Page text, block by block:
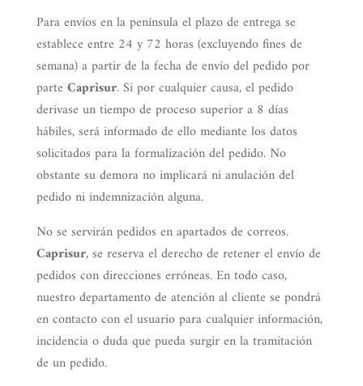
Para envíos en la península el plazo de entrega se
establece entre 24 y 72 horas (excluyendo fines de
semana) a partir de la fecha de envío del pedido por
parte Caprisur. Si por cualquier causa, el pedido
derivase un tiempo de proceso superior a 8 días
hábiles, será informado de ello mediante los datos
solicitados para la formalización del pedido. No
obstante su demora no implicará ni anulación del
pedido ni indemnización alguna.
No se servirán pedidos en apartados de correos.
Caprisur, se reserva el derecho de retener el envío de
pedidos con direcciones erróneas. En todo caso,
nuestro departamento de atención al cliente se pondrá
en contacto con el usuario para cualquier información,
incidencia o duda que pueda surgir en la tramitación
de un pedido.